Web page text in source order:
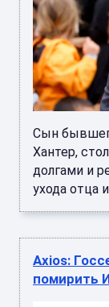
Сын
Хантер,
долгами и
ухода отца
Axios:
помирить